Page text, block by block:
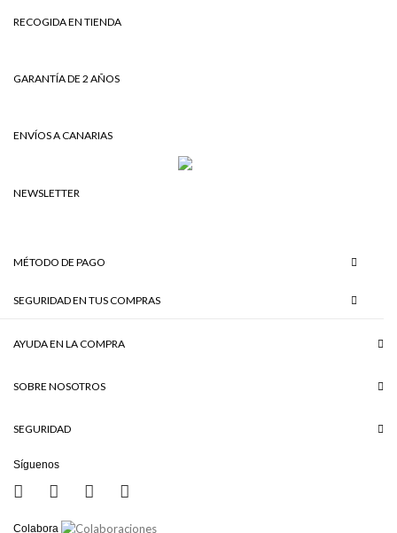
RECOGIDA EN TIENDA
GARANTÍA DE 2 AÑOS
ENVÍOS A CANARIAS
NEWSLETTER
MÉTODO DE PAGO
SEGURIDAD EN TUS COMPRAS
AYUDA EN LA COMPRA
SOBRE NOSOTROS
SEGURIDAD
Síguenos
Colabora